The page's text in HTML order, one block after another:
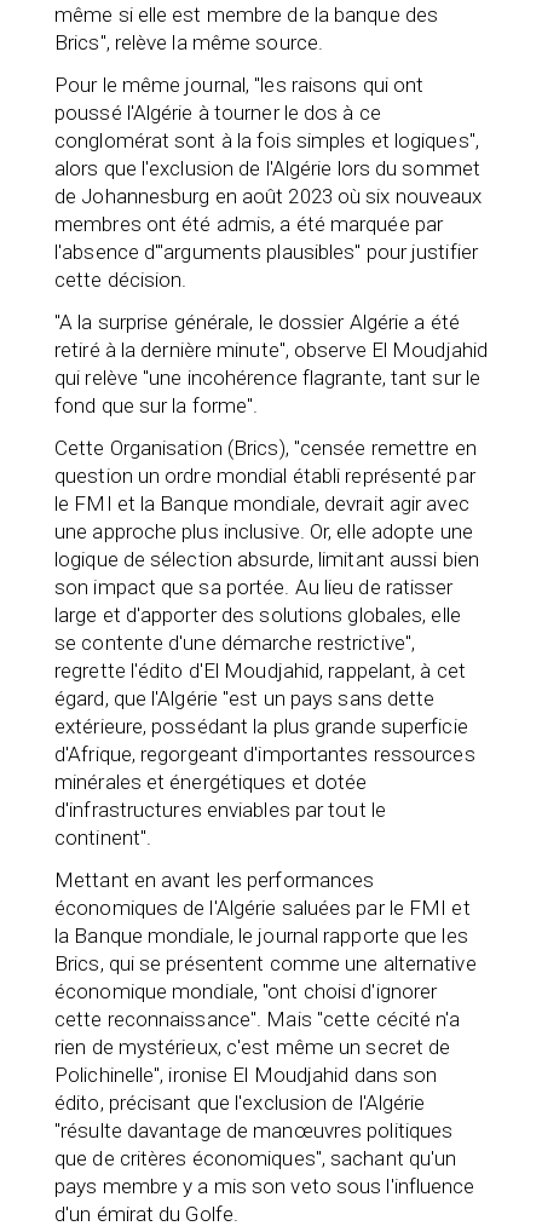
même si elle est membre de la banque des
Brics", relève la même source.
Pour le même journal, "les raisons qui ont
poussé l'Algérie à tourner le dos à ce
conglomérat sont à la fois simples et logiques",
alors que l'exclusion de l'Algérie lors du sommet
de Johannesburg en août 2023 où six nouveaux
membres ont été admis, a été marquée par
l'absence d'"arguments plausibles" pour justifier
cette décision.
"A la surprise générale, le dossier Algérie a été
retiré à la dernière minute", observe El Moudjahid
qui relève "une incohérence flagrante, tant sur le
fond que sur la forme".
Cette Organisation (Brics), "censée remettre en
question un ordre mondial établi représenté par
le FMI et la Banque mondiale, devrait agir avec
une approche plus inclusive. Or, elle adopte une
logique de sélection absurde, limitant aussi bien
son impact que sa portée. Au lieu de ratisser
large et d'apporter des solutions globales, elle
se contente d'une démarche restrictive",
regrette l'édito d'El Moudjahid, rappelant, à cet
égard, que l'Algérie "est un pays sans dette
extérieure, possédant la plus grande superficie
d'Afrique, regorgeant d'importantes ressources
minérales et énergétiques et dotée
d'infrastructures enviables par tout le
continent".
Mettant en avant les performances
économiques de l'Algérie saluées par le FMI et
la Banque mondiale, le journal rapporte que les
Brics, qui se présentent comme une alternative
économique mondiale, "ont choisi d'ignorer
cette reconnaissance". Mais "cette cécité n'a
rien de mystérieux, c'est même un secret de
Polichinelle", ironise El Moudjahid dans son
édito, précisant que l'exclusion de l'Algérie
"résulte davantage de manœuvres politiques
que de critères économiques", sachant qu'un
pays membre y a mis son veto sous l'influence
d'un émirat du Golfe.